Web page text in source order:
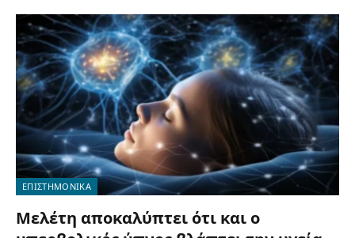
ΕΠΙΣΤΗΜΟΝΙΚΑ
Μελέτη αποκαλύπτει ότι και ο